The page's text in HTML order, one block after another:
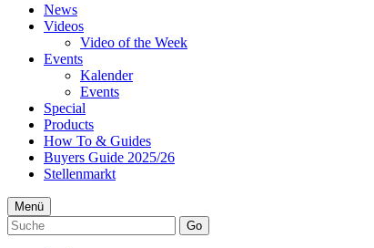
News
Videos
Video of the Week
Events
Kalender
Events
Special
Products
How To & Guides
Buyers Guide 2025/26
Stellenmarkt
Menü
Go